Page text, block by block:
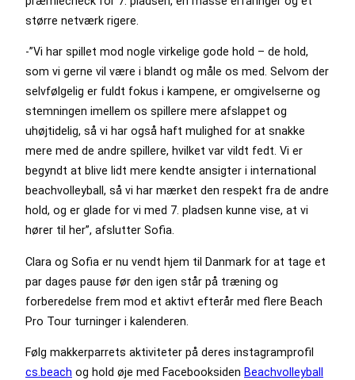
større netværk rigere.
-”Vi har spillet mod nogle virkelige gode hold – de hold,
som vi gerne vil være i blandt og måle os med. Selvom der
selvfølgelig er fuldt fokus i kampene, er omgivelserne og
stemningen imellem os spillere mere afslappet og
uhøjtidelig, så vi har også haft mulighed for at snakke
mere med de andre spillere, hvilket var vildt fedt. Vi er
begyndt at blive lidt mere kendte ansigter i international
beachvolleyball, så vi har mærket den respekt fra de andre
hold, og er glade for vi med 7. pladsen kunne vise, at vi
hører til her”, afslutter Sofia.
Clara og Sofia er nu vendt hjem til Danmark for at tage et
par dages pause før den igen står på træning og
forberedelse frem mod et aktivt efterår med flere Beach
Pro Tour turninger i kalenderen.
Følg makkerparrets aktiviteter på deres instagramprofil
cs.beach og hold øje med Facebooksiden Beachvolleyball